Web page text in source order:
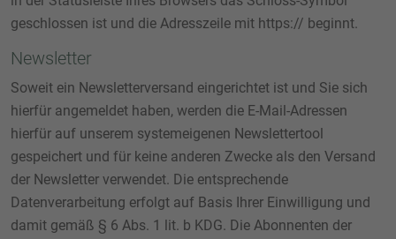
geschlossen ist und die Adresszeile mit https:// beginnt.
Newsletter
Soweit ein Newsletterversand eingerichtet ist und Sie sich
hierfür angemeldet haben, werden die E-Mail-Adressen
hierfür auf unserem systemeigenen Newslettertool
gespeichert und für keine anderen Zwecke als den Versand
der Newsletter verwendet. Die entsprechende
Datenverarbeitung erfolgt auf Basis Ihrer Einwilligung und
damit gemäß § 6 Abs. 1 lit. b KDG. Die Abonnenten der